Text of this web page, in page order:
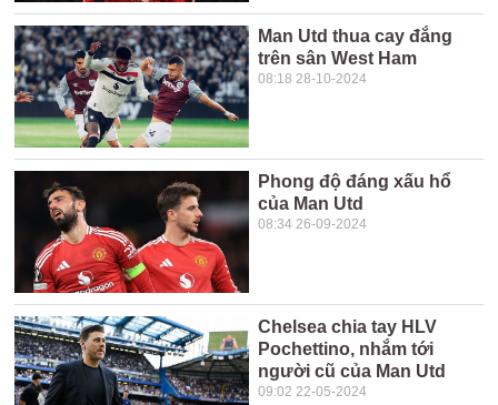
Man Utd thua cay đắng
trên sân West Ham
08:18 28-10-2024
Phong độ đáng xấu hổ
của Man Utd
08:34 26-09-2024
Chelsea chia tay HLV
Pochettino, nhắm tới
người cũ của Man Utd
09:02 22-05-2024